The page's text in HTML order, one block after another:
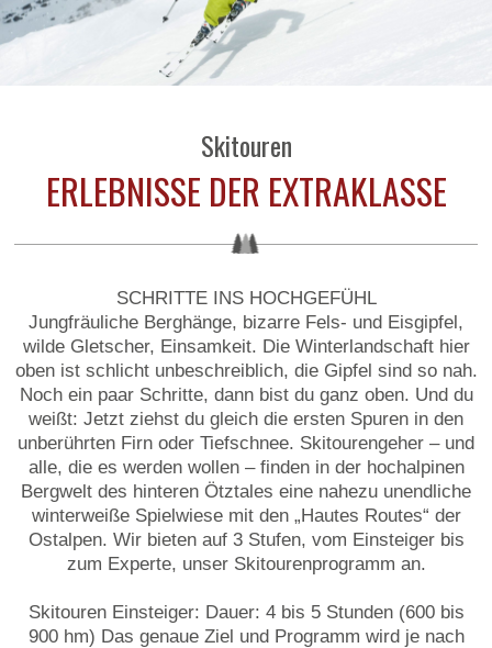
Skitouren
ERLEBNISSE DER EXTRAKLASSE
SCHRITTE INS HOCHGEFÜHL
Jungfräuliche Berghänge, bizarre Fels- und Eisgipfel,
wilde Gletscher, Einsamkeit. Die Winterlandschaft hier
oben ist schlicht unbeschreiblich, die Gipfel sind so nah.
Noch ein paar Schritte, dann bist du ganz oben. Und du
weißt: Jetzt ziehst du gleich die ersten Spuren in den
unberührten Firn oder Tiefschnee. Skitourengeher – und
alle, die es werden wollen – finden in der hochalpinen
Bergwelt des hinteren Ötztales eine nahezu unendliche
winterweiße Spielwiese mit den „Hautes Routes“ der
Ostalpen. Wir bieten auf 3 Stufen, vom Einsteiger bis
zum Experte, unser Skitourenprogramm an.
Skitouren Einsteiger: Dauer: 4 bis 5 Stunden (600 bis
900 hm) Das genaue Ziel und Programm wird je nach